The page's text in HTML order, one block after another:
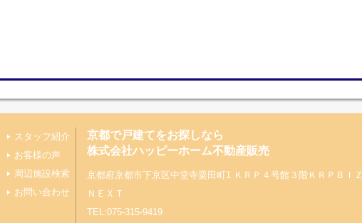
スタッフ紹介
お客様の声
周辺施設検索
お問い合わせ
京都で戸建てをお探しなら
株式会社ハッピーホーム不動産販売
京都府京都市下京区中堂寺粟田町1 ＫＲＰ４号館３階ＫＲＰＢＩＺ
ＮＥＸＴ
TEL:075-315-9419